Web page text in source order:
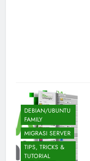
DEBIAN/UBUNTU
FAMILY
MIGRASI SERVER
TIPS, TRICKS &
TUTORIAL